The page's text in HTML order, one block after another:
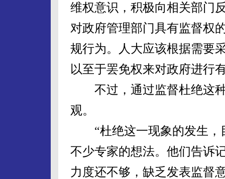
维权意识，积极向相关部门
对政府管理部门具有监督权
规行为。人大应该根据需要
以至于罢免权来对政府进行
不过，通过监督杜绝这种
观。
“杜绝这一现象的发生，
不少专家的想法。他们告诉
力度还不够，缺乏发表监督